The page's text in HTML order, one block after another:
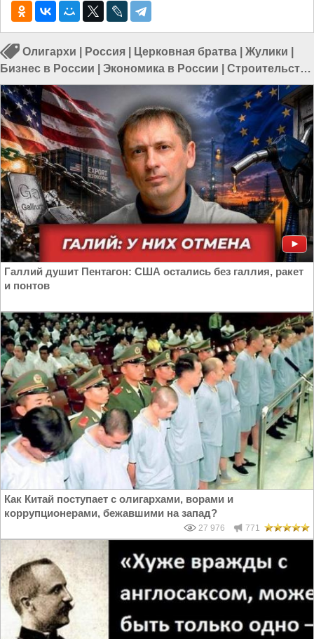
Олигархи Россия Церковная братва Жулики
Бизнес в России
Экономика в России
Строительство
в России|Бизнес России
Галлий душит Пентагон: США остались без галлия, ракет
и понтов
Как Китай поступает с олигархами, ворами и
коррупционерами, бежавшими на запад?
27 976 771